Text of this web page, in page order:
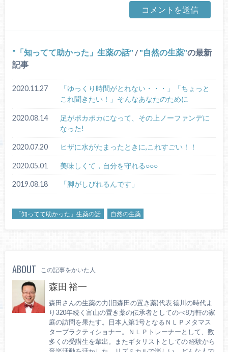
「知ってて助かった」生薬の話 / 自然の生薬 の最新
記事
2020.11.27
「ゆっくり時間がとれない・・・」「ちょっと
これ聞きたい！」そんなあなたのために
2020.08.14
足がポカポカになって、その上ノーファンデに
なった!
2020.07.20 ヒザに水がたまったときに,これすごい！！
2020.05.01 美味しくて，自分を守れる○○○
2019.08.18 「脚がしびれるんです」
「知ってて助かった」生薬の話 自然の生薬
ABOUT この記事をかいた人
森田 裕一
森田さんの生薬の力(旧森田の置き薬)代表 徳川の時代よ
り320年続く富山の置き薬の伝承者としてのべ8万軒の家
庭の訪問を果たす。日本人第1号となるＮＬＰメタマス
タープラクティショナー。ＮＬＰトレーナーとして、数
多くの受講生を輩出。またギタリストとしての 経験から